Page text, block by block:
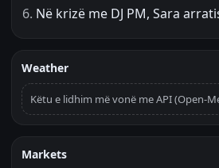
Në krizë me DJ PM, Sara
Weather
Këtu e lidhim më vonë me API (Open-
Markets